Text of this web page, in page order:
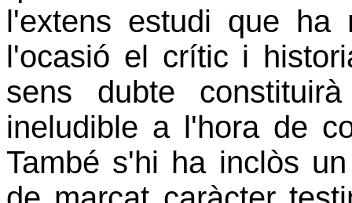
l'extens estudi que ha
l'ocasió el crític i
sens dubte
ineludible a l'hora de
També s'hi ha inclòs